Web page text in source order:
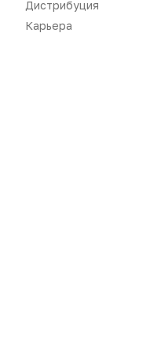
Дистрибуция
Карьера